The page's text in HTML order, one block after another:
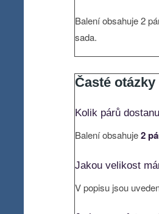
Balení obsahuje 2
sada.
Časté
Kolik párů
Balení obsahuje2
Jakou velikost
V popisu jsou